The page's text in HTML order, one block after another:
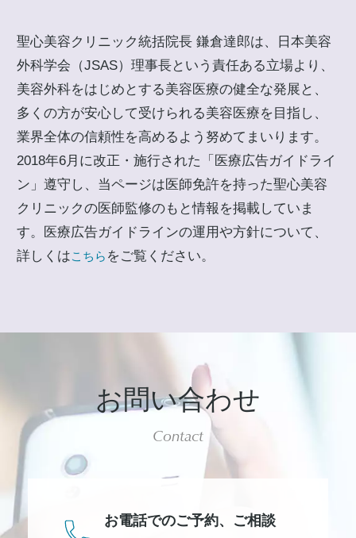
聖心美容クリニック統括院長 鎌倉達郎は、日本美容
外科学会（JSAS）理事長という責任ある立場より、
美容外科をはじめとする美容医療の健全な発展と、
多くの方が安心して受けられる美容医療を目指し、
業界全体の信頼性を高めるよう努めてまいります。
2018年6月に改正・施行された「医療広告ガイドライ
ン」遵守し、当ページは医師免許を持った聖心美容
クリニックの医師監修のもと情報を掲載していま
す。医療広告ガイドラインの運用や方針について、
詳しくはこちら をご覧ください。
お問い合わせ
Contact
お電話でのご予約、 ご相談